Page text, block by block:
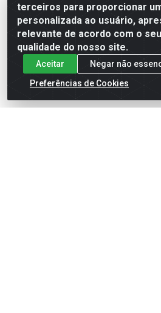
terceiros para proporcionar
personalizada ao usuário,
relevante de acordo com o
qualidade do nosso site.
Aceitar
Negar não
Preferências de Cookies
Formas de